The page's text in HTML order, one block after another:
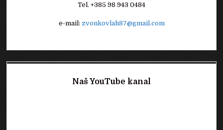
Tel. +385 98 943 0484
e-mail: zvonkovlah87@gmail.com
Naš YouTube kanal